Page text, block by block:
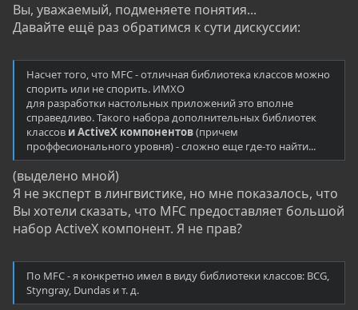
Вы, уважаемый, подменяете понятия...
Давайте ещё раз обратимся к сути дискуссии:
Насчет того, что MFC - отличная библиотека классов можно
спорить или не спорить. ИМХО
для разработки настольных приложений это вполне
справедливо. Такого набора дополнительных библиотек
классов и ActiveX компонентов(причем
проффесионального уровня) - сложно еще где-то найти...
(выделено мной)
Я не эксперт в лингвистике, но мне показалось, что
Вы хотели сказать, что MFC предоставляет большой
набор ActiveX компонент. Я не прав?
По MFC - я конкретно имел в виду библиотеки классов: BCG,
Styngray, Dundas и т. д.